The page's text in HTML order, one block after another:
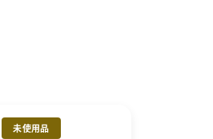
未使用品